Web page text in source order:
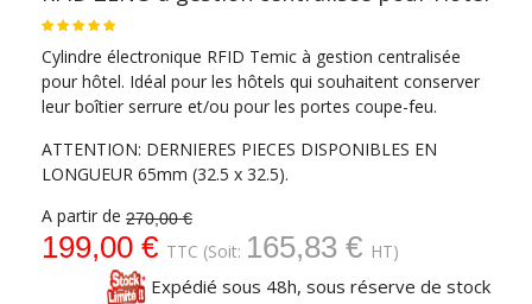
Cylindre électronique RFID Temic à gestion centralisée
pour hôtel. Idéal pour les hôtels qui souhaitent conserver
leur boîtier serrure et/ou pour les portes coupe-feu.
ATTENTION: DERNIERES PIECES DISPONIBLES EN
LONGUEUR 65mm (32.5 x 32.5).
A partir de 270,00 €
199,00 € TTC (Soit: 165,83 € HT)
Expédié sous 48h, sous réserve de stock